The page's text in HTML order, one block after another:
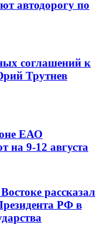
автодорогу по
соглашений к
Трутнев
ЕАО
на 9-12 августа
рассказал
РФ в